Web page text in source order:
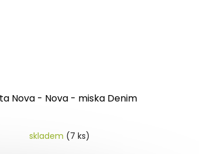
Nova - Nova - miska Denim
skladem (7 ks)